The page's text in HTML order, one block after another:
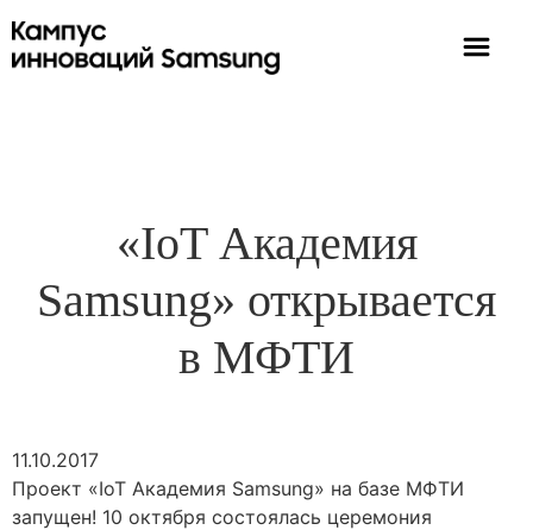
«IoT Академия
Samsung» открывается
в МФТИ
11.10.2017
Проект «IoT Академия Samsung» на базе МФТИ
запущен! 10 октября состоялась церемония